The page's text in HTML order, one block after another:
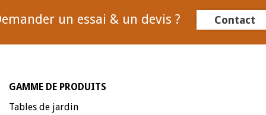
un essai & un devis ? Contact
GAMME DE PRODUITS
Tables de jardin